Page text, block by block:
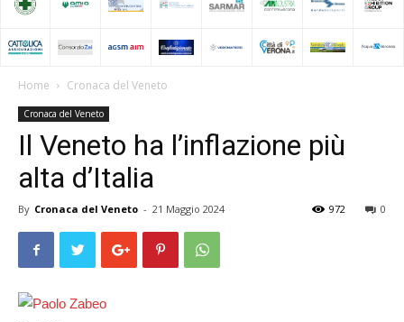
del
Home Cronaca del Veneto
Cronaca del Veneto
Il Veneto ha l’inflazione più
alta d’Italia
By Cronaca del Veneto - 21 Maggio 2024 0
972